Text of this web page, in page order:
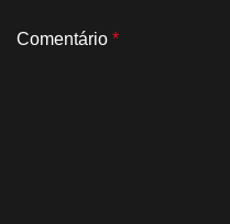
Comentário *